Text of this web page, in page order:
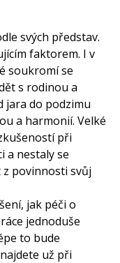
svých představ.
faktorem. I v
soukromí se
s rodinou a
jara do podzimu
a harmonií. Velké
při
a nestaly se
povinnosti svůj
jak péči o
jednoduše
to bude
už při